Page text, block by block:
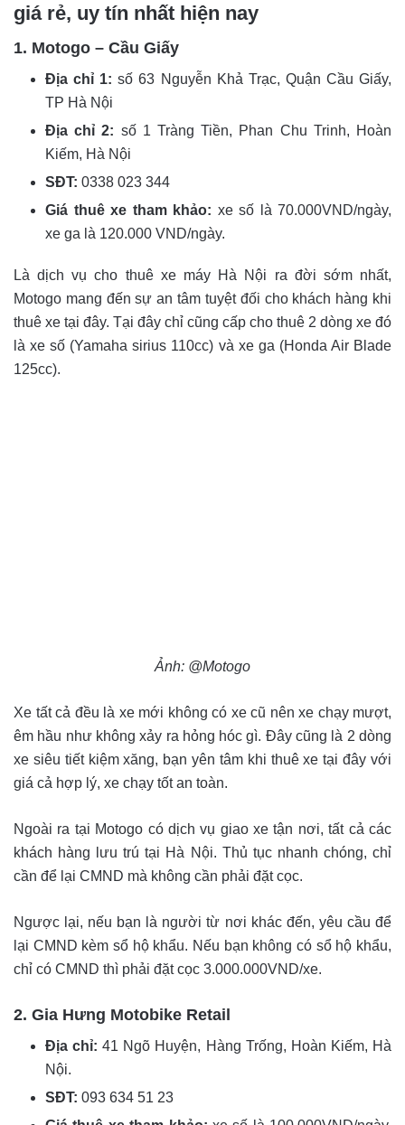
giá rẻ, uy tín nhất hiện nay
1. Motogo – Cầu Giấy
Địa chỉ 1: số 63 Nguyễn Khả Trạc, Quận Cầu Giấy,
TP Hà Nội
Địa chỉ 2: số 1 Tràng Tiền, Phan Chu Trinh, Hoàn
Kiếm, Hà Nội
SĐT: 0338 023 344
Giá thuê xe tham khảo: xe số là 70.000VND/ngày,
xe ga là 120.000 VND/ngày.
Là dịch vụ cho thuê xe máy Hà Nội ra đời sớm nhất,
Motogo mang đến sự an tâm tuyệt đối cho khách hàng khi
thuê xe tại đây. Tại đây chỉ cũng cấp cho thuê 2 dòng xe đó
là xe số (Yamaha sirius 110cc) và xe ga (Honda Air Blade
125cc).
Ảnh: @Motogo
Xe tất cả đều là xe mới không có xe cũ nên xe chạy mượt,
êm hầu như không xảy ra hỏng hóc gì. Đây cũng là 2 dòng
xe siêu tiết kiệm xăng, bạn yên tâm khi thuê xe tại đây với
giá cả hợp lý, xe chạy tốt an toàn.
Ngoài ra tại Motogo có dịch vụ giao xe tận nơi, tất cả các
khách hàng lưu trú tại Hà Nội. Thủ tục nhanh chóng, chỉ
cần để lại CMND mà không cần phải đặt cọc.
Ngược lại, nếu bạn là người từ nơi khác đến, yêu cầu để
lại CMND kèm sổ hộ khẩu. Nếu bạn không có sổ hộ khẩu,
chỉ có CMND thì phải đặt cọc 3.000.000VND/xe.
2. Gia Hưng Motobike Retail
Địa chỉ: 41 Ngõ Huyện, Hàng Trống, Hoàn Kiếm, Hà
Nội.
SĐT: 093 634 51 23